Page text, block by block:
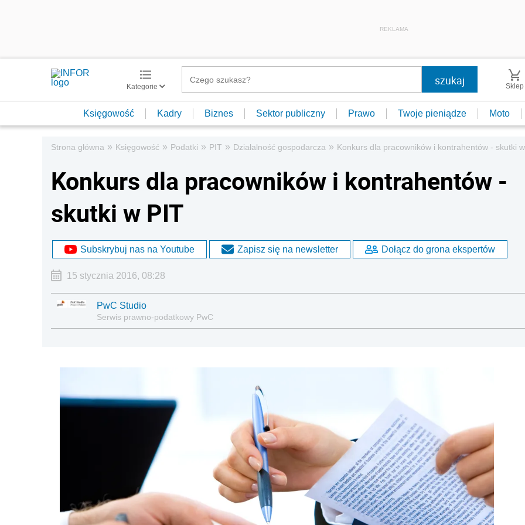
REKLAMA
Kategorie Sklep
Księgowość Kadry Biznes Sektor publiczny Prawo Twoje pieniądze Moto
Strona główna » Księgowość » Podatki » PIT » Działalność gospodarcza » Konkurs dla pracowników i kontrahentów - skutki
Konkurs dla pracowników i kontrahentów -
skutki w PIT
Subskrybuj nas na Youtube Zapisz się na newsletter Dołącz do grona ekspertów
15 stycznia 2016, 08:28
PwC Studio
Serwis prawno-podatkowy PwC